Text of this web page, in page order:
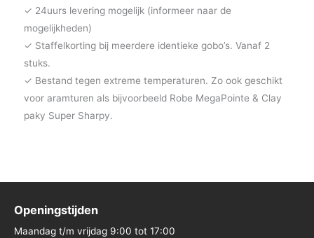
✓ 24uurs levering mogelijk (informeer naar de
mogelijkheden)
✓ Staffelkorting bij meerdere identieke gobo’s. Vanaf 2
stuks.
✓ Bestand tegen extreme temperaturen. Zo ook geschikt
voor aramturen als bijvoorbeeld Robe MegaPointe & Clay
paky Super Sharpy.
Openingstijden
Maandag t/m vrijdag 9:00 tot 17:00